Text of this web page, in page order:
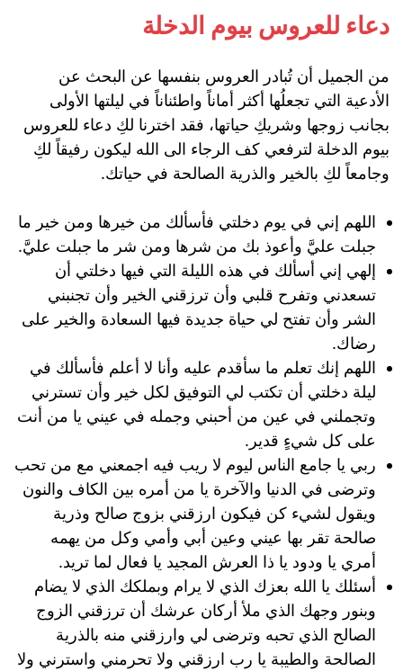
دعاء للعروس بيوم الدخلة
من الجميل أن تُبادر العروس بنفسها عن البحث عن
الأدعية التي تجعلُها أكثر أماناً واطئناناً في ليلتها الأولى
بجانب زوجها وشريكِ حياتها، فقد اخترنا لكِ دعاء للعروس
بيوم الدخلة لترفعي كف الرجاء الى الله ليكون رفيقاً لكِ
وجامعاً لكِ بالخير والذرية الصالحة في حياتك.
اللهم إني في يوم دخلتي فأسألك من خيرها ومن خير ما
جبلت عليَّ وأعوذ بك من شرها ومن شر ما جبلت عليَّ.
إلهي إني أسألك في هذه الليلة التي فيها دخلتي أن
تسعدني وتفرح قلبي وأن ترزقني الخير وأن تجنبني
الشر وأن تفتح لي حياة جديدة فيها السعادة والخير على
رضاك.
اللهم إنك تعلم ما سأقدم عليه وأنا لا أعلم فأسألك في
ليلة دخلتي أن تكتب لي التوفيق لكل خير وأن تسترني
وتجملني في عين من أحبني وجمله في عيني يا من أنت
على كل شيءٍ قدير.
ربي يا جامع الناس ليوم لا ريب فيه اجمعني مع من تحب
وترضى في الدنيا والآخرة يا من أمره بين الكاف والنون
ويقول لشيء كن فيكون ارزقني بزوج صالح وذرية
صالحة تقر بها عيني وعين أبي وأمي وكل من يهمه
أمري يا ودود يا ذا العرش المجيد يا فعال لما تريد.
أسئلك يا الله بعزك الذي لا يرام وبملكك الذي لا يضام
وبنور وجهك الذي ملأ أركان عرشك أن ترزقني الزوج
الصالح الذي تحبه وترضى لي وارزقني منه بالذرية
الصالحة والطيبة يا رب ارزقني ولا تحرمني واسترني ولا